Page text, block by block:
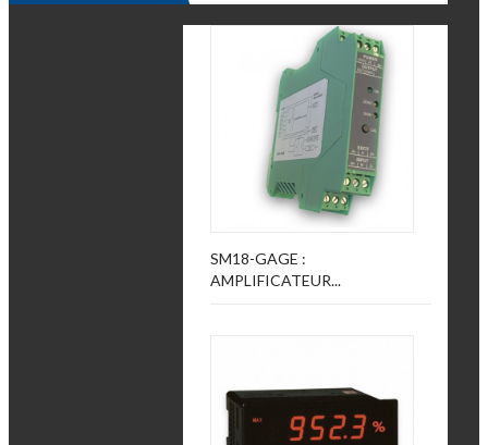
SM18-GAGE :
AMPLIFICATEUR...